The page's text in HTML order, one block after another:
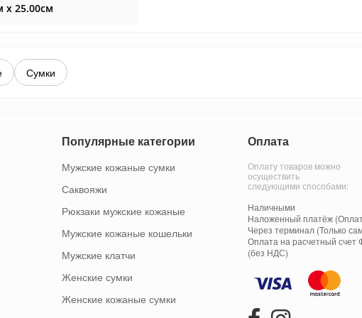
x 25.00см
Сумки
Популярные категории
Мужские кожаные сумки
Саквояжи
Рюкзаки мужские кожаные
Мужские кожаные кошельки
Мужские клатчи
Женские сумки
Женские кожаные сумки
Оплата
Оплату товаров можно
осуществить
следующими способами:
Наличными
Наложенный платёж
Через терминал (Только
Оплата на расчетный счет
(без НДС)